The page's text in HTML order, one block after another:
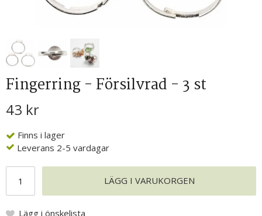
Fingerring - Försilvrad - 3 st
43 kr
Finns i lager
Leverans 2-5 vardagar
LÄGG I VARUKORGEN
Lägg i önskelista